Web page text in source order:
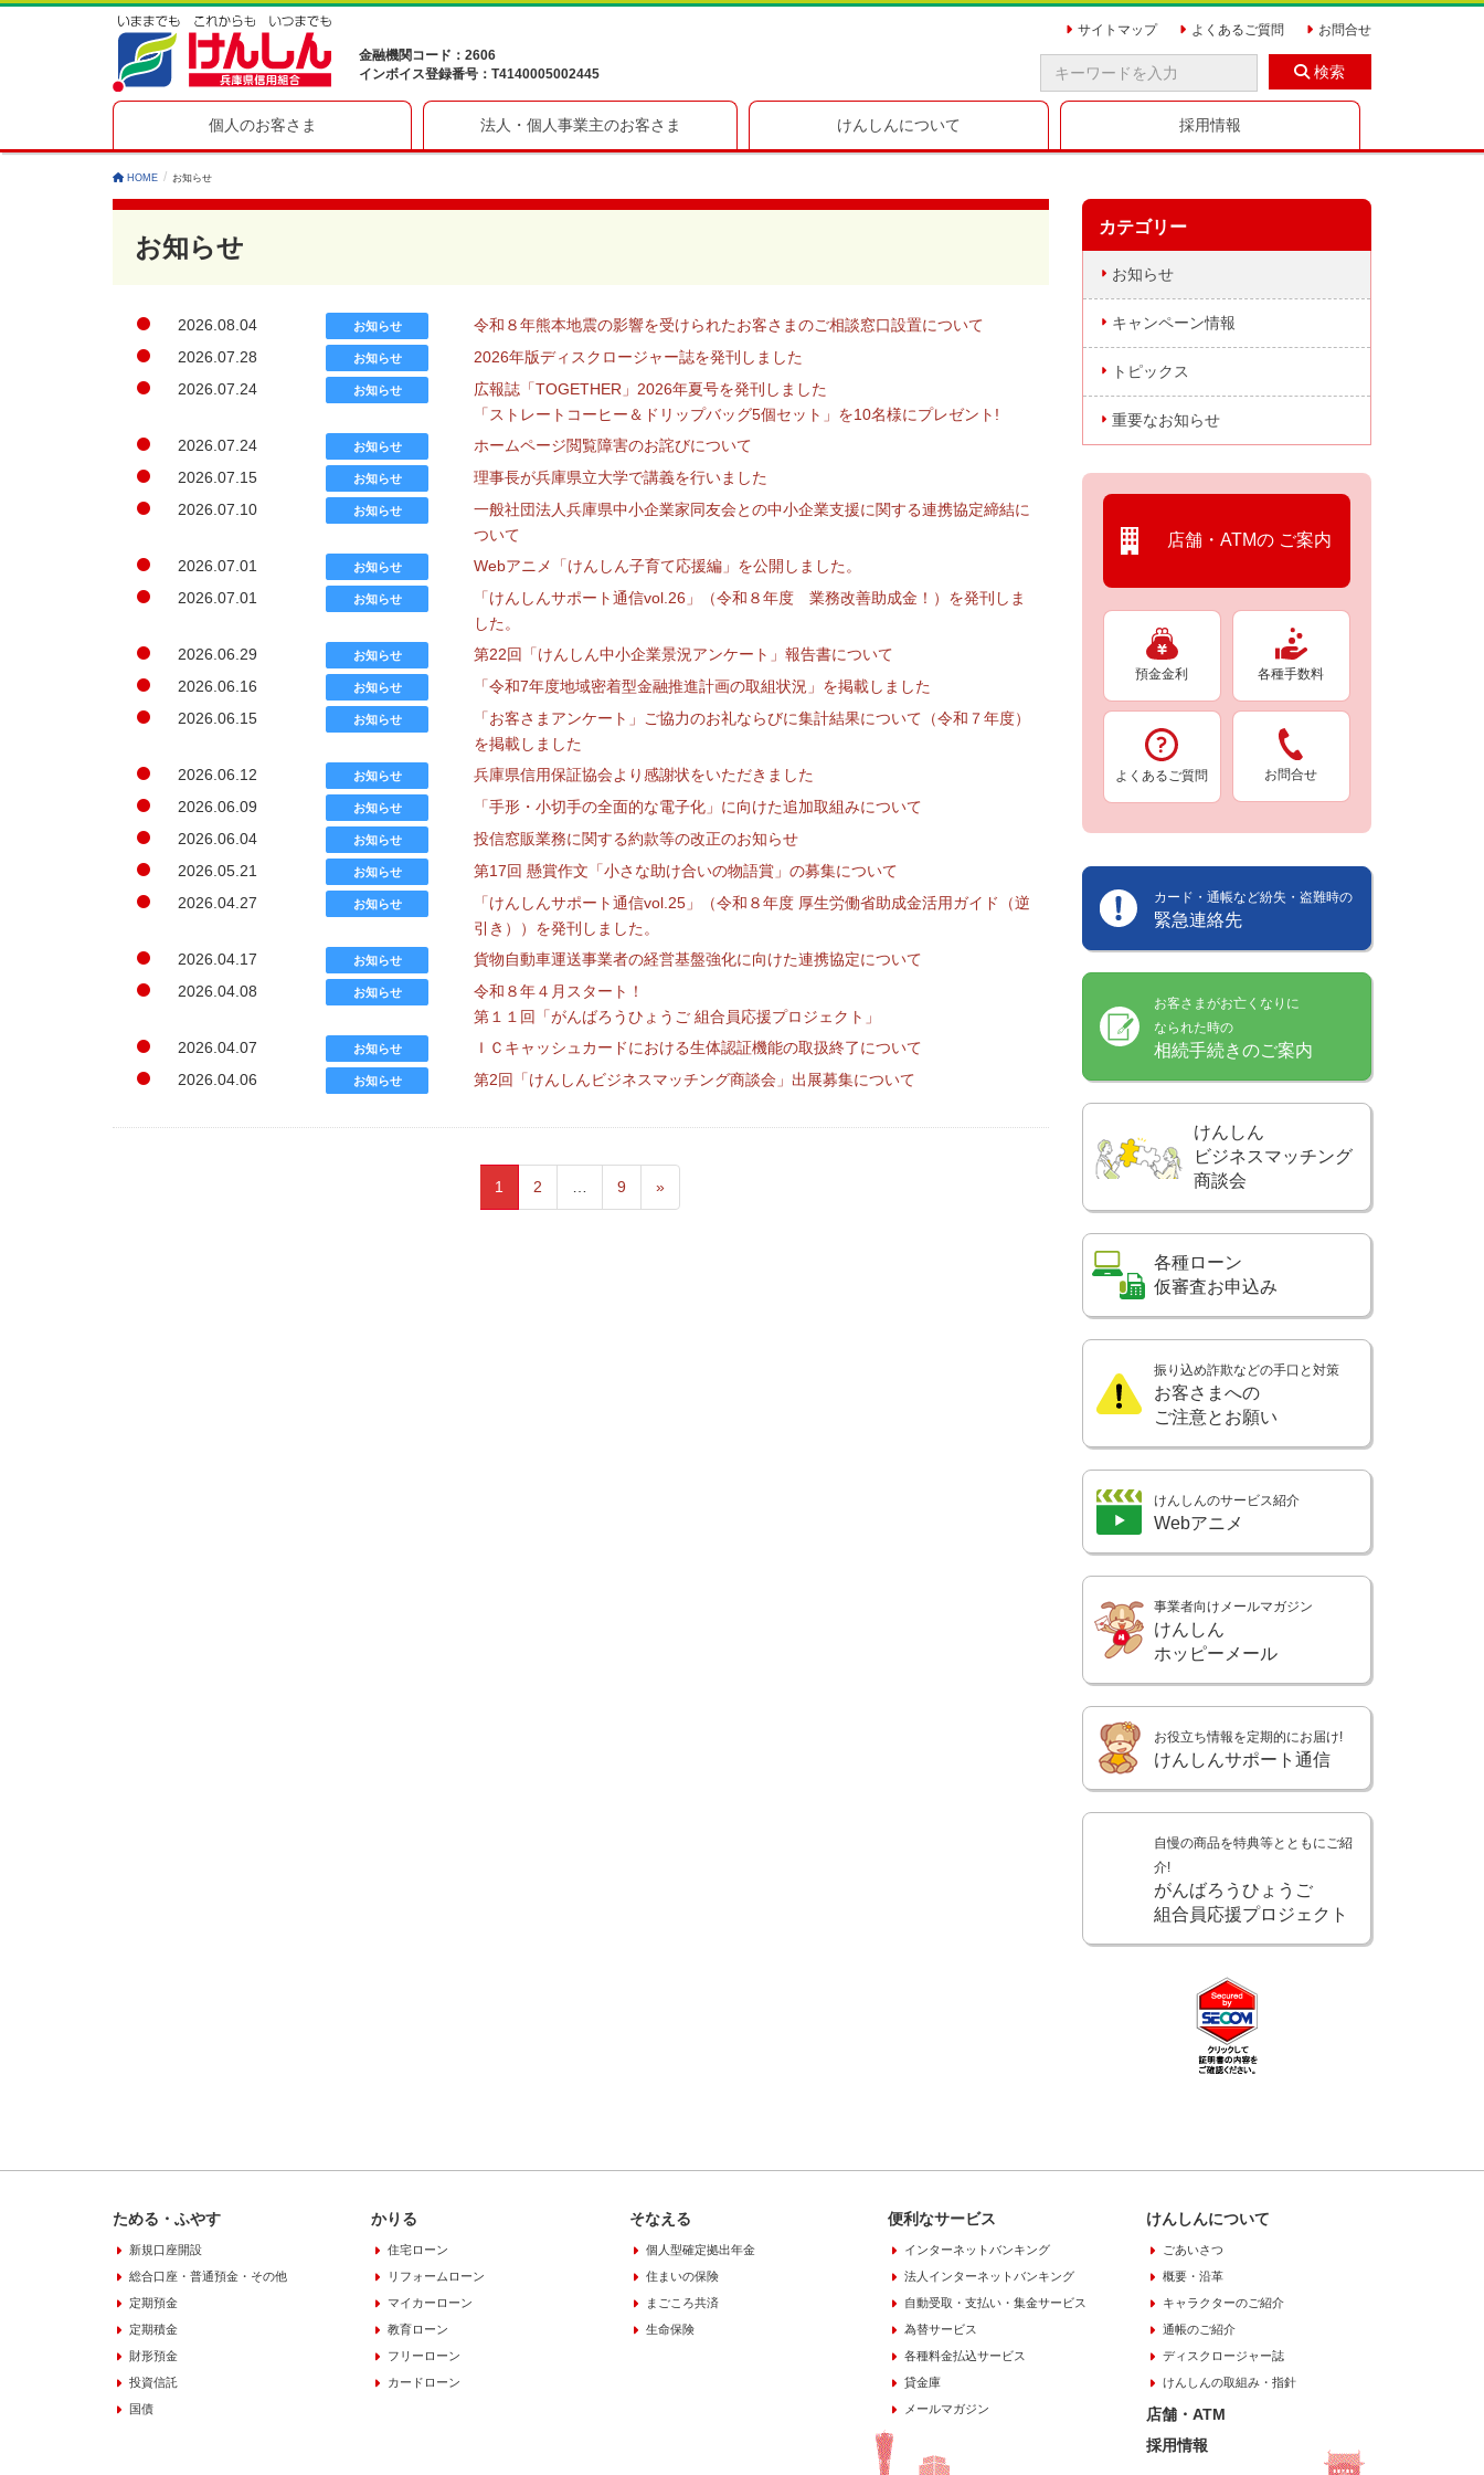
金融機関コード：2606
インボイス登録番号：T4140005002445
サイトマップ よくあるご質問 お問合せ
検索
個人のお客さま 法人・個人事業主のお客さま けんしんについて 採用情報
HOME お知らせ
お知らせ
2026.08.04 お知らせ
令和８年熊本地震の影響を受けられたお客さまのご相談窓口設置について
2026.07.28
お知らせ
2026年版ディスクロージャー誌を発刊しました
2026.07.24
お知らせ
広報誌「TOGETHER」2026年夏号を発刊しました
「ストレートコーヒー＆ドリップバッグ5個セット」を10名様にプレゼント!
2026.07.24
お知らせ
ホームページ閲覧障害のお詫びについて
2026.07.15
お知らせ
理事長が兵庫県立大学で講義を行いました
2026.07.10
お知らせ
一般社団法人兵庫県中小企業家同友会との中小企業支援に関する連携協定締結に
ついて
2026.07.01
お知らせ
Webアニメ「けんしん子育て応援編」を公開しました。
2026.07.01
お知らせ
「けんしんサポート通信vol.26」（令和８年度 業務改善助成金！）を発刊しま
した。
2026.06.29
お知らせ
第22回「けんしん中小企業景況アンケート」報告書について
2026.06.16
お知らせ
「令和7年度地域密着型金融推進計画の取組状況」を掲載しました
2026.06.15
お知らせ
「お客さまアンケート」ご協力のお礼ならびに集計結果について（令和７年度）
を掲載しました
2026.06.12
お知らせ
兵庫県信用保証協会より感謝状をいただきました
2026.06.09
お知らせ
「手形・小切手の全面的な電子化」に向けた追加取組みについて
2026.06.04
お知らせ
投信窓販業務に関する約款等の改正のお知らせ
2026.05.21
お知らせ
第17回 懸賞作文「小さな助け合いの物語賞」の募集について
2026.04.27
お知らせ
「けんしんサポート通信vol.25」（令和８年度 厚生労働省助成⾦活用ガイド（逆
引き））を発刊しました。
2026.04.17
お知らせ
貨物自動車運送事業者の経営基盤強化に向けた連携協定について
2026.04.08
お知らせ
令和８年４月スタート！
第１１回「がんばろうひょうご 組合員応援プロジェクト」
2026.04.07
お知らせ
ＩＣキャッシュカードにおける生体認証機能の取扱終了について
2026.04.06
お知らせ 第2回「けんしんビジネスマッチング商談会」出展募集について
1 2 9 »
カテゴリー
お知らせ
キャンペーン情報
トピックス
重要なお知らせ
店舗・ATMの ご案内
預金金利 各種手数料
よくあるご質問 お問合せ
カード・通帳など紛失・盗難時の
緊急連絡先
お客さまがお亡くなりに
なられた時の
相続手続きのご案内
けんしん
ビジネスマッチング
商談会
各種ローン
仮審査お申込み
振り込め詐欺などの手口と対策
お客さまへの
ご注意とお願い
けんしんのサービス紹介
Webアニメ
事業者向けメールマガジン
けんしん
ホッピーメール
お役立ち情報を定期的にお届け!
けんしんサポート通信
自慢の商品を特典等とともにご紹
介!
がんばろうひょうご
組合員応援プロジェクト
ためる・ふやす
新規口座開設
総合口座・普通預金・その他
定期預金
定期積金
財形預金
投資信託
国債
かりる
住宅ローン
リフォームローン
マイカーローン
教育ローン
フリーローン
カードローン
そなえる
個人型確定拠出年金
住まいの保険
まごころ共済
生命保険
便利なサービス
インターネットバンキング
法人インターネットバンキング
自動受取・支払い・集金サービス
為替サービス
各種料金払込サービス
貸金庫
メールマガジン
けんしんについて
ごあいさつ
概要・沿革
キャラクターのご紹介
通帳のご紹介
ディスクロージャー誌
けんしんの取組み・指針
店舗・ATM
採用情報